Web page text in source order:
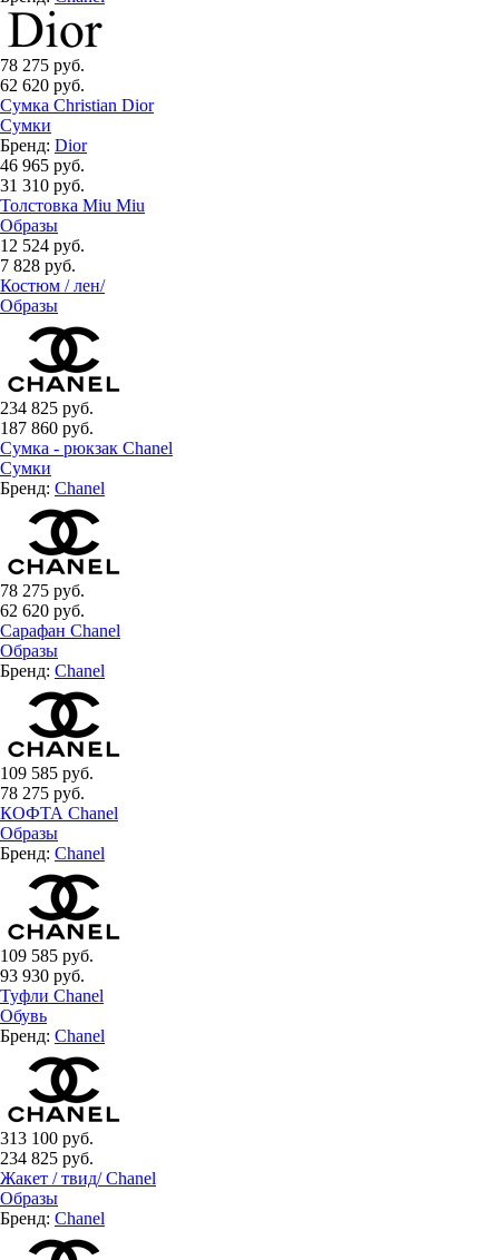
78 275 руб.
62 620 руб.
Сумка Сhristian Dior
Сумки
Бренд: Dior
46 965 руб.
31 310 руб.
Толстовка Miu Miu
Образы
12 524 руб.
7 828 руб.
Костюм / лен/
Образы
234 825 руб.
187 860 руб.
Сумка - рюкзак Chanel
Сумки
Бренд: Chanel
78 275 руб.
62 620 руб.
Сарафан Chanel
Образы
Бренд: Chanel
109 585 руб.
78 275 руб.
КОФТА Chanel
Образы
Бренд: Chanel
109 585 руб.
93 930 руб.
Туфли Chanel
Обувь
Бренд: Chanel
313 100 руб.
234 825 руб.
Жакет / твид/ Chanel
Образы
Бренд: Chanel